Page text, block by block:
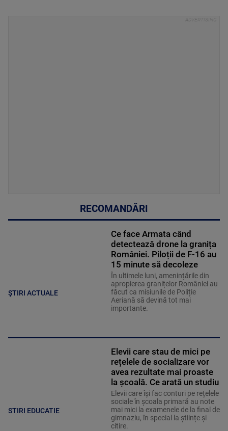
RECOMANDĂRI
ȘTIRI ACTUALE
Ce face Armata când
detectează drone la granița
României. Piloții de F-16 au
15 minute să decoleze
În ultimele luni, amenințările din
apropierea granițelor României au
făcut ca misiunile de Poliție
Aeriană să devină tot mai
importante.
STIRI EDUCATIE
Elevii care stau de mici pe
rețelele de socializare vor
avea rezultate mai proaste
la școală. Ce arată un studiu
Elevii care îşi fac conturi pe rețelele
sociale în școala primară au note
mai mici la examenele de la final de
gimnaziu, în special la științe și
citire.